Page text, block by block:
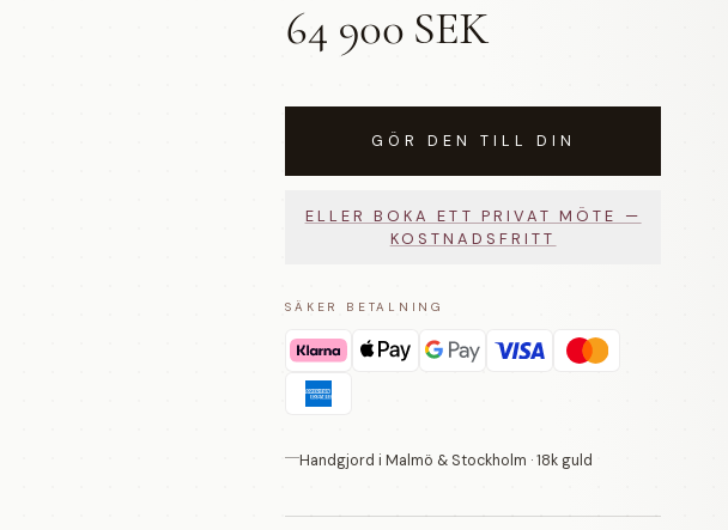
64 900 SEK
GÖR DEN TILL DIN
ELLER BOKA ETT PRIVAT MÖTE —
KOSTNADSFRITT
SÄKER BETALNING
Handgjord i Malmö & Stockholm · 18k guld